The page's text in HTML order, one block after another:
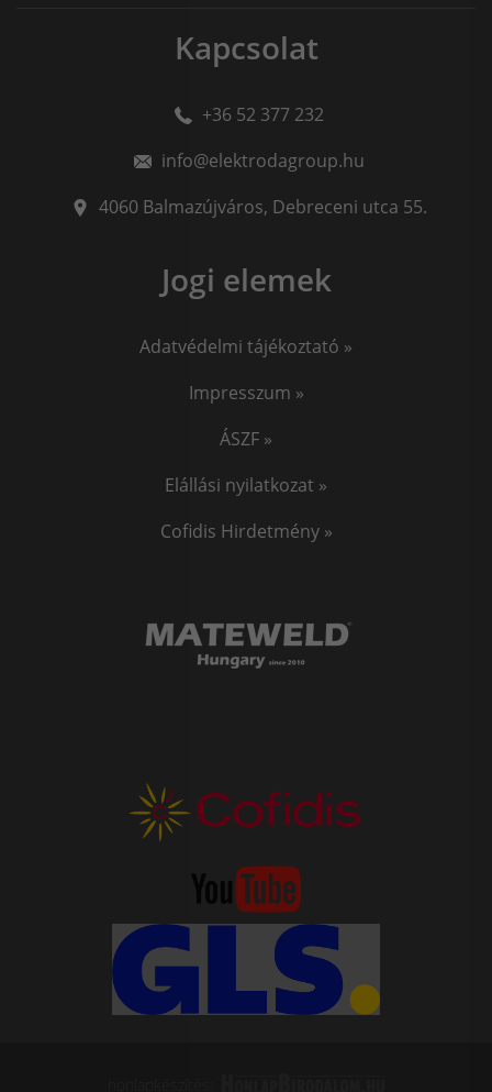
Kapcsolat
+36 52 377 232
info@elektrodagroup.hu
4060 Balmazújváros, Debreceni utca 55.
Jogi elemek
Adatvédelmi tájékoztató »
Impresszum »
ÁSZF »
Elállási nyilatkozat »
Cofidis Hirdetmény »